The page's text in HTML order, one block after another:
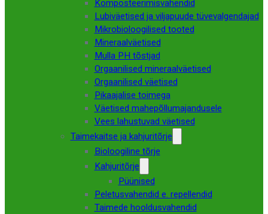
Komposteerimisvahendid
Lubiväetised ja viljapuude tüvevalgendajad
Mikrobioloogilised tooted
Mineraalväetised
Mulla PH tõstjad
Orgaanilised mineraalväetised
Orgaanilised väetised
Pikaajalise toimega
Väetised mahepõllumajandusele
Vees lahustuvad väetised
Taimekaitse ja kahjuritõrje
Bioloogiline tõrje
Kahjuritõrje
Püünised
Peletusvahendid e. repellendid
Taimede hooldusvahendid